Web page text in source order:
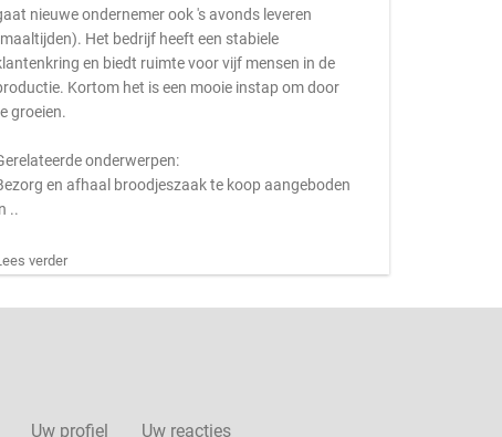
nieuwe ondernemer ook 's avonds leveren
Het bedrijf heeft een stabiele
en biedt ruimte voor vijf mensen in de
Kortom het is een mooie instap om door
groeien.
onderwerpen:
en afhaal broodjeszaak te koop aangeboden
..
verder
Uw profiel Uw reacties